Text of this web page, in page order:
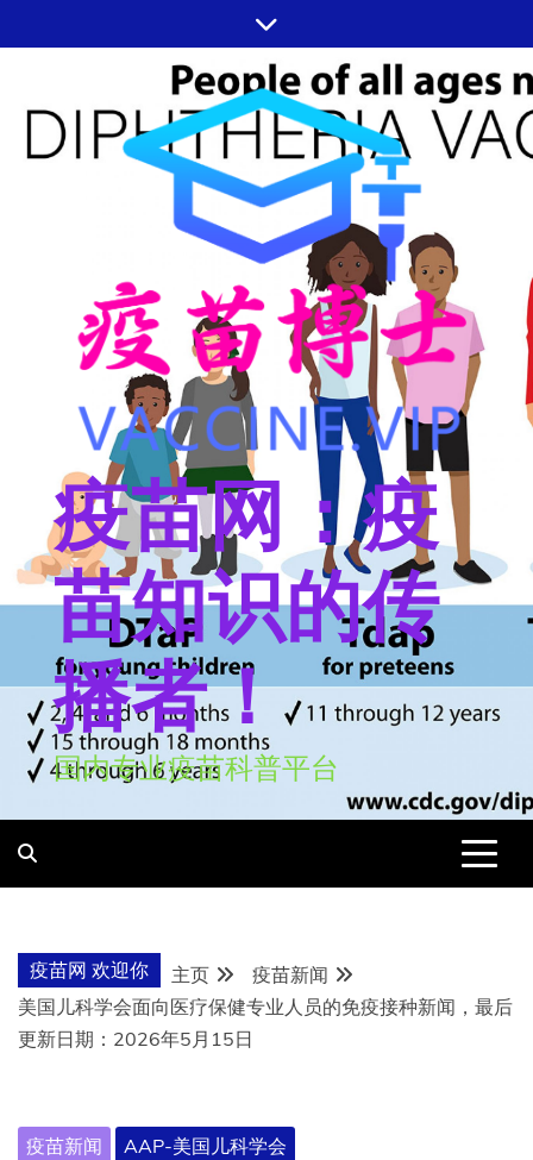
至
疫苗网：疫
苗知识的传
播者！
国内专业疫苗科普平台
疫苗网 欢迎你 主页
疫苗新闻
美国儿科学会面向医疗保健专业人员的免疫接种新闻，最后
更新日期：2026年5月15日
疫苗新闻 AAP-美国儿科学会